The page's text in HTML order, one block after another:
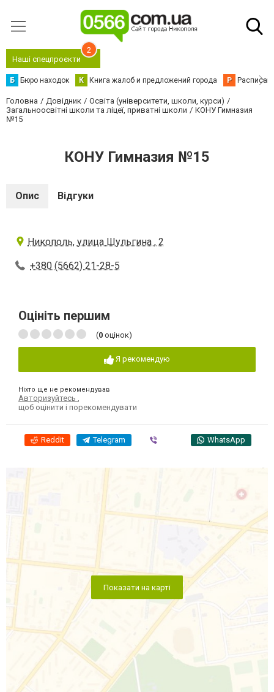
Наші спецпроєкти
2
Б Бюро находок К Книга жалоб и предложений города Р
Головна Довідник
Освіта (університети, школи, курси)
Загальноосвітні школи та ліцеї, приватні школи
КОНУ Гимназия
№15
КОНУ Гимназия №15
Опис Відгуки
Никополь, улица Шульгина , 2
+380 (5662) 21-28-5
Оцініть першим
(0 оцінок)
Я рекомендую
Ніхто ще не рекомендував
Авторизуйтесь
щоб оцінити і порекомендувати
Reddit Telegram WhatsApp
Показати на карті